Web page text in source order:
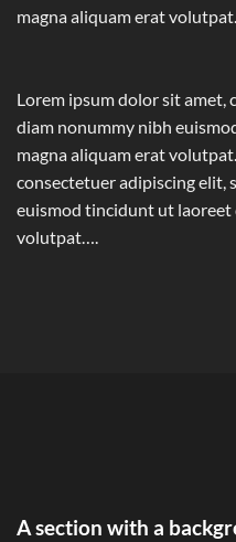
magna aliquam erat
Lorem ipsum dolor sit amet,
diam nonummy nibh
magna aliquam erat
consectetuer adipiscing elit,
euismod tincidunt ut laoreet
volutpat….
A section with a